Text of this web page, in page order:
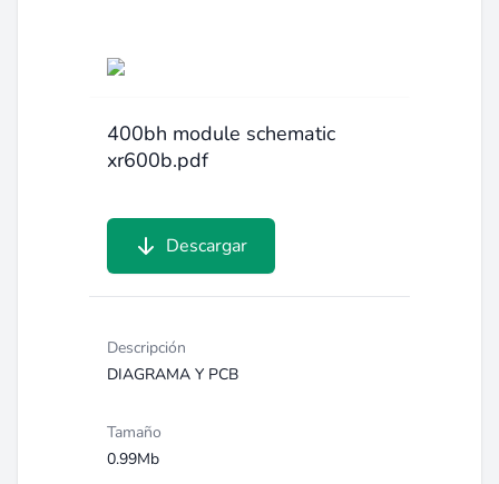
400bh module schematic
xr600b.pdf
Descargar
Descripción
DIAGRAMA Y PCB
Tamaño
0.99Mb